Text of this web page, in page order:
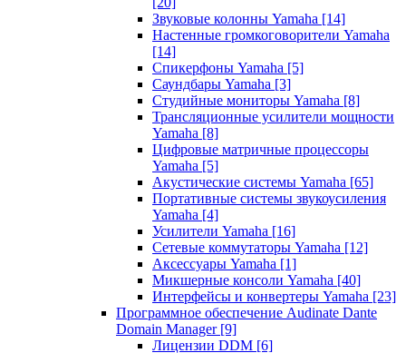
Звуковые колонны Yamaha [14]
Настенные громкоговорители Yamaha
[14]
Спикерфоны Yamaha [5]
Саундбары Yamaha [3]
Студийные мониторы Yamaha [8]
Трансляционные усилители мощности
Yamaha [8]
Цифровые матричные процессоры
Yamaha [5]
Акустические системы Yamaha [65]
Портативные системы звукоусиления
Yamaha [4]
Усилители Yamaha [16]
Сетевые коммутаторы Yamaha [12]
Аксессуары Yamaha [1]
Микшерные консоли Yamaha [40]
Интерфейсы и конвертеры Yamaha [23]
Программное обеспечение Audinate Dante
Domain Manager [9]
Лицензии DDM [6]